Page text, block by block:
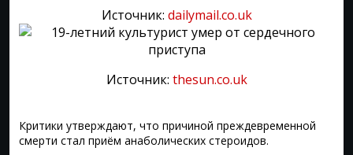
Источник: dailymail.co.uk
Источник: thesun.co.uk
Критики утверждают, что причиной преждевременной
смерти стал приём анаболических стероидов.